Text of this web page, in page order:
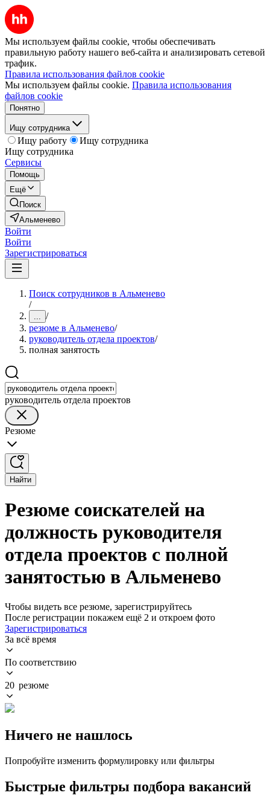
Мы используем файлы cookie, чтобы обеспечивать
правильную работу нашего веб-сайта и анализировать сетевой
трафик.
Правила использования файлов cookie
Мы используем файлы cookie. Правила использования
файлов cookie
Понятно
Ищу сотрудника
Ищу работу
Ищу сотрудника
Ищу сотрудника
Сервисы
Помощь
Ещё
Поиск
Альменево
Войти
Войти
Зарегистрироваться
Поиск сотрудников в Альменево
/
... /
резюме в Альменево/
руководитель отдела проектов/
полная занятость
руководитель отдела проектов
Резюме
Найти
Резюме соискателей на
должность руководителя
отдела проектов с полной
занятостью в Альменево
Чтобы видеть все резюме, зарегистрируйтесь
После регистрации покажем ещё 2 и откроем фото
Зарегистрироваться
За всё время
По соответствию
20 резюме
Ничего не нашлось
Попробуйте изменить формулировку или фильтры
Быстрые фильтры подбора вакансий